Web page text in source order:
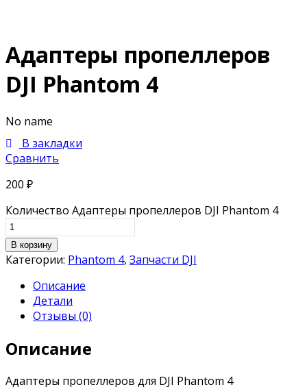
Адаптеры пропеллеров
DJI Phantom 4
No name
В закладки
Сравнить
200 ₽
Количество Адаптеры пропеллеров DJI Phantom 4
В корзину
Категории: Phantom 4, Запчасти DJI
Описание
Детали
Отзывы (0)
Описание
Адаптеры пропеллеров для DJI Phantom 4